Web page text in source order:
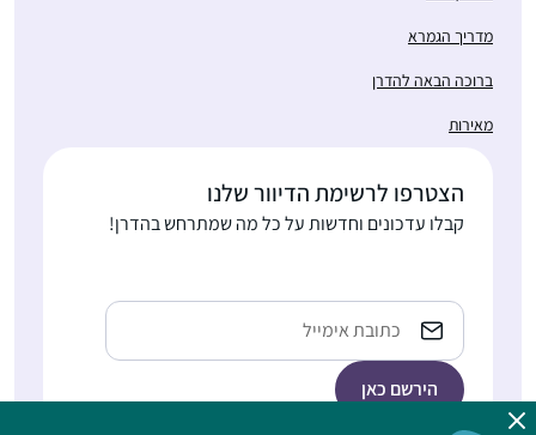
מדריך הגמרא
ברוכה הבאה להדרן
מאירות
הצטרפו לרשימת הדיוור שלנו
קבלו עדכונים וחדשות על כל מה שמתרחש בהדרן!
Email